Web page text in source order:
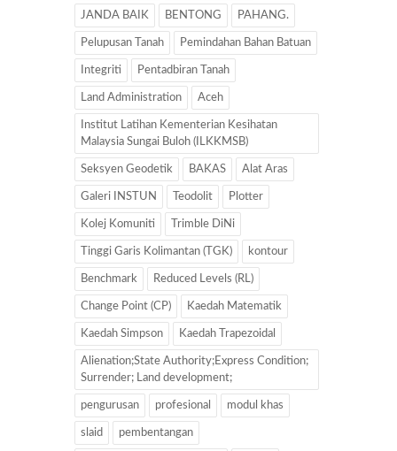
JANDA BAIK BENTONG PAHANG.
Pelupusan Tanah Pemindahan Bahan Batuan
Integriti Pentadbiran Tanah
Land Administration Aceh
Institut Latihan Kementerian Kesihatan
Malaysia Sungai Buloh (ILKKMSB)
Seksyen Geodetik BAKAS Alat Aras
Galeri INSTUN Teodolit Plotter
Kolej Komuniti Trimble DiNi
Tinggi Garis Kolimantan (TGK) kontour
Benchmark Reduced Levels (RL)
Change Point (CP) Kaedah Matematik
Kaedah Simpson Kaedah Trapezoidal
Alienation;State Authority;Express Condition;
Surrender; Land development;
pengurusan profesional modul khas
slaid pembentangan